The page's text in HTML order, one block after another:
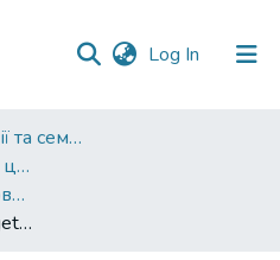
Log In (current)
012. Конференції та семінари НаУКМА
Наукова комунікація в цифрову епоху
6-а Міжнародна науково-практична конференція “Наукова комунікація в цифрову епоху”
EBSCO and Libraries together with digital end users